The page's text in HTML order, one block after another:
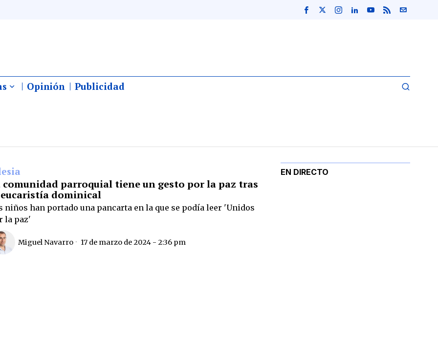
Opinión Publicidad
comunidad parroquial tiene un gesto por la paz tras
dominical
niños han portado una pancarta en la que se podía leer 'Unidos
la paz'
Miguel Navarro 17 de marzo de 2024 - 2:36 pm
EN DIRECTO